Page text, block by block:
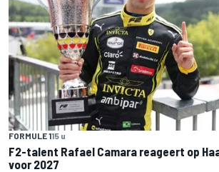
FORMULE 115 u
F2-talent Rafael Camara reageert op
voor 2027